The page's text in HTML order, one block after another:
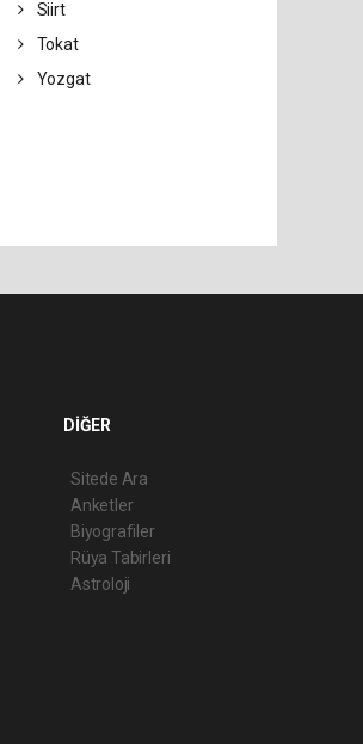
Siirt
Tokat
Yozgat
DİĞER
Sitede Ara
Anketler
Biyografiler
Rüya Tabirleri
Astroloji